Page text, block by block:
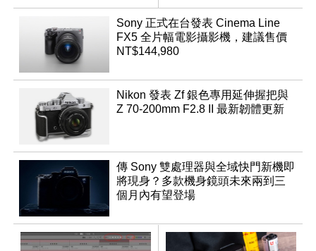
App「Atmos」登場
Sony 正式在台發表 Cinema Line
FX5 全片幅電影攝影機，建議售價
NT$144,980
Nikon 發表 Zf 銀色專用延伸握把與
Z 70-200mm F2.8 II 最新韌體更新
傳 Sony 雙處理器與全域快門新機即
將現身？多款機身鏡頭未來兩到三
個月內有望登場